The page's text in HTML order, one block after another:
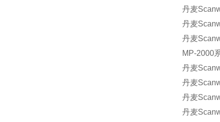
丹麦
丹麦
丹麦
MP-2000
丹麦
丹麦
丹麦
丹麦